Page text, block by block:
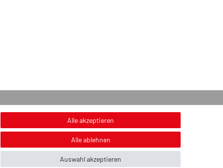
Hinweis zur Entsorgung von Altbatterien & Altöl
Bildnachweis
Alle akzeptieren
Alle ablehnen
Auswahl akzeptieren